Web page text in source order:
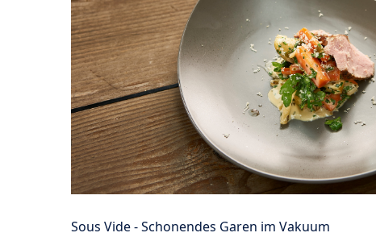
Sous Vide - Schonendes Garen im Vakuum